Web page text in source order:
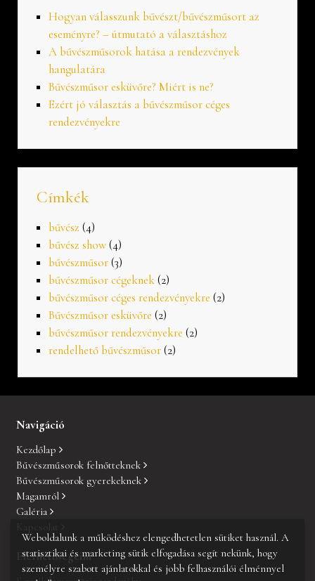
Hogyan válasszunk bűvészt/bűvészműsort az
eseményre? – útmutató a választáshoz
A bűvészműsorok hatása a rendezvények
hangulatára
Bűvészműsor esküvőre? Miért is ne?
Ezért jó választás a bűvészműsor céges
rendezvényekre
Címkék
bűvész (4)
bűvész show(4)
bűvészműsor(3)
bűvészműsor cégeknek(2)
bűvészműsor céges rendezvényekre (2)
Bűvészműsor esküvőre (2)
bűvészműsor rendezvényekre (2)
rendelhető bűvészműsor(2)
Navigáció
Kezdőlap
Bűvészműsorok felnőtteknek
Bűvészműsorok gyerekeknek
Magamról
Galéria
Elérhetőségeim
Weboldalunk a működéshez elengedhetetlen sütiket használ. A
statisztikai és marketing sütik elfogadása segít nekünk, hogy
személyre szabott ajánlatokkal és jobb felhasználói élménnyel